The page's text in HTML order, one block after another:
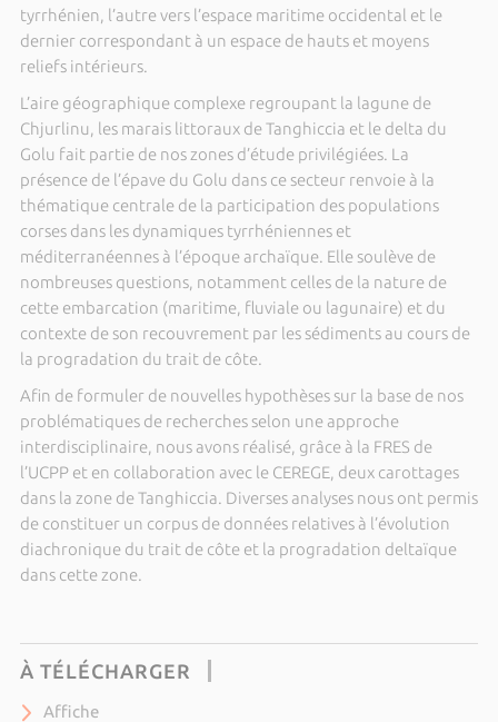
tyrrhénien, l’autre vers l’espace maritime occidental et le
dernier correspondant à un espace de hauts et moyens
reliefs intérieurs.
L’aire géographique complexe regroupant la lagune de
Chjurlinu, les marais littoraux de Tanghiccia et le delta du
Golu fait partie de nos zones d’étude privilégiées. La
présence de l’épave du Golu dans ce secteur renvoie à la
thématique centrale de la participation des populations
corses dans les dynamiques tyrrhéniennes et
méditerranéennes à l’époque archaïque. Elle soulève de
nombreuses questions, notamment celles de la nature de
cette embarcation (maritime, fluviale ou lagunaire) et du
contexte de son recouvrement par les sédiments au cours de
la progradation du trait de côte.
Afin de formuler de nouvelles hypothèses sur la base de nos
problématiques de recherches selon une approche
interdisciplinaire, nous avons réalisé, grâce à la FRES de
l’UCPP et en collaboration avec le CEREGE, deux carottages
dans la zone de Tanghiccia. Diverses analyses nous ont permis
de constituer un corpus de données relatives à l’évolution
diachronique du trait de côte et la progradation deltaïque
dans cette zone.
À TÉLÉCHARGER
Affiche